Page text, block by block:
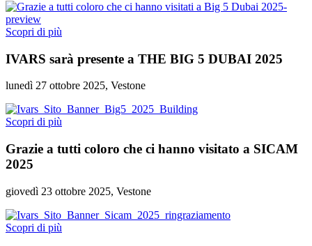
Scopri di più
IVARS sarà presente a THE BIG 5 DUBAI 2025
lunedì 27 ottobre 2025, Vestone
Scopri di più
Grazie a tutti coloro che ci hanno visitato a SICAM
2025
giovedì 23 ottobre 2025, Vestone
Scopri di più